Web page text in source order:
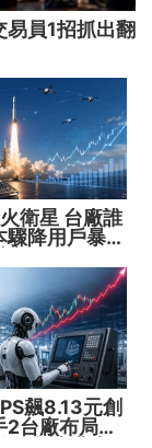
員1招抓出翻
衛星 台廠誰
降用戶暴增
飆8.13元創
2台廠布局機